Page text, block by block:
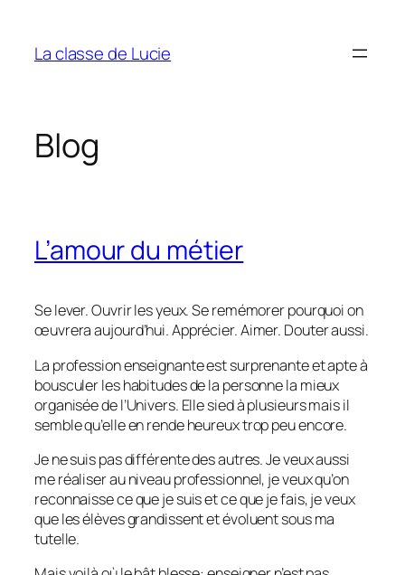
contenu
La classe de Lucie
Blog
L’amour du métier
Se lever. Ouvrir les yeux. Se remémorer pourquoi on
œuvrera aujourd’hui. Apprécier. Aimer. Douter aussi.
La profession enseignante est surprenante et apte à
bousculer les habitudes de la personne la mieux
organisée de l’Univers. Elle sied à plusieurs mais il
semble qu’elle en rende heureux trop peu encore.
Je ne suis pas différente des autres. Je veux aussi
me réaliser au niveau professionnel, je veux qu’on
reconnaisse ce que je suis et ce que je fais, je veux
que les élèves grandissent et évoluent sous ma
tutelle.